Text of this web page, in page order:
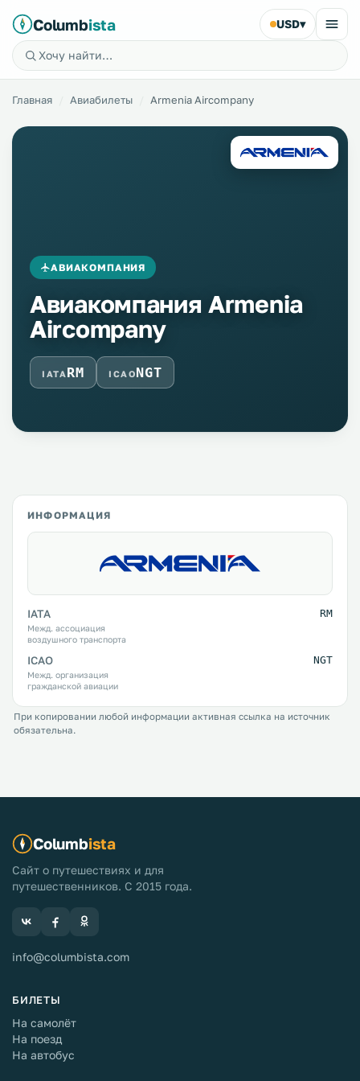
Columbista USD▾
Главная Авиабилеты Armenia Aircompany
АВИАКОМПАНИЯ
Авиакомпания Armenia
Aircompany
IATA RM ICAONGT
ИНФОРМАЦИЯ
IATA
Межд. ассоциация
воздушного транспорта
RM
ICAO
Межд. организация
гражданской авиации
NGT
При копировании любой информации активная ссылка на источник
обязательна.
Columbista
Сайт о путешествиях и для
путешественников. С 2015 года.
info@columbista.com
БИЛЕТЫ
На самолёт
На поезд
На автобус